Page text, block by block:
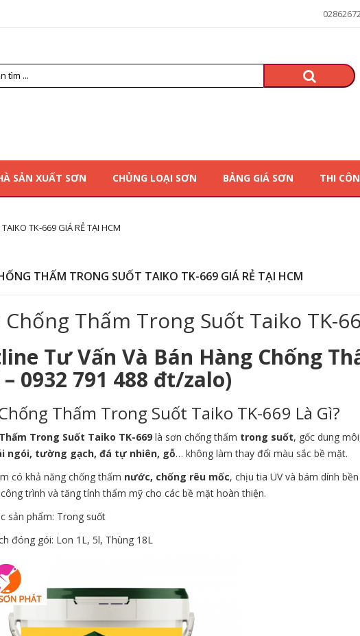
SẢN XUẤT SƠN CHỦNG LOẠI SƠN BẢNG GIÁ SƠN THI
TK-669 GIÁ RẺ TẠI HCM
THẤM TRONG SUỐT TAIKO TK-669 GIÁ RẺ TẠI HCM
Chống Thấm Trong Suốt Taiko TK-
Tư Vấn Và Bán Hàng Chống
– 0932 791 488 đt/zalo)
Thấm Trong Suốt Taiko TK-669 Là Gì?
Trong Suốt Taiko TK-669 là sơn chống thấm trong suốt, gốc dung
ngói, tường gạch, đá tự nhiên, gỗ… không làm thay đổi màu sắc bề mặt.
có khả năng chống thấm nước, chống rêu mốc, chịu tia UV và bám dính
trình và tăng tính thẩm mỹ cho các bề mặt hoàn thiện.
sản phẩm: Trong suốt
đóng gói: Lon 1L, 5l, Thùng 18L